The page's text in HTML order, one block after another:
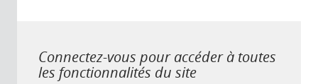
Connectez-vous pour accéder à toutes
les fonctionnalités du site